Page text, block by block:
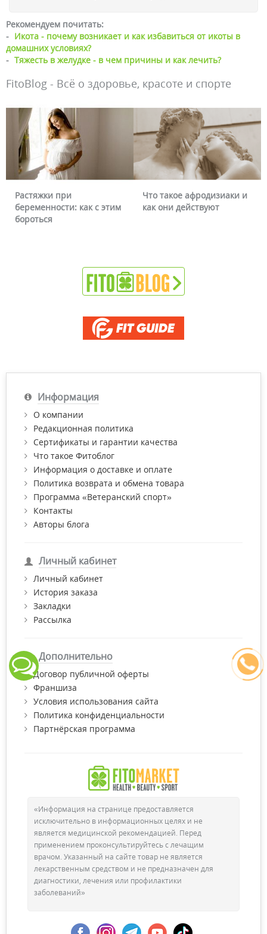
Рекомендуем почитать:
- Икота - почему возникает и как избавиться от икоты в
домашних условиях?
- Тяжесть в желудке - в чем причины и как лечить?
FitoBlog - Всё о здоровье, красоте и спорте
Растяжки при
беременности: как с этим
бороться
Что такое афродизиаки и
как они действуют
Информация
О компании
Редакционная политика
Сертификаты и гарантии качества
Что такое Фитоблог
Информация о доставке и оплате
Политика возврата и обмена товара
Программа «Ветеранский спорт»
Контакты
Авторы блога
Личный кабинет
Личный кабинет
История заказа
Закладки
Рассылка
Дополнительно
Договор публичной оферты
Франшиза
Условия использования сайта
Политика конфиденциальности
Партнёрская программа
«Информация на странице предоставляется
исключительно в информационных целях и не
является медицинской рекомендацией. Перед
применением проконсультируйтесь с лечащим
врачом. Указанный на сайте товар не является
лекарственным средством и не предназначен для
диагностики, лечения или профилактики
заболеваний»